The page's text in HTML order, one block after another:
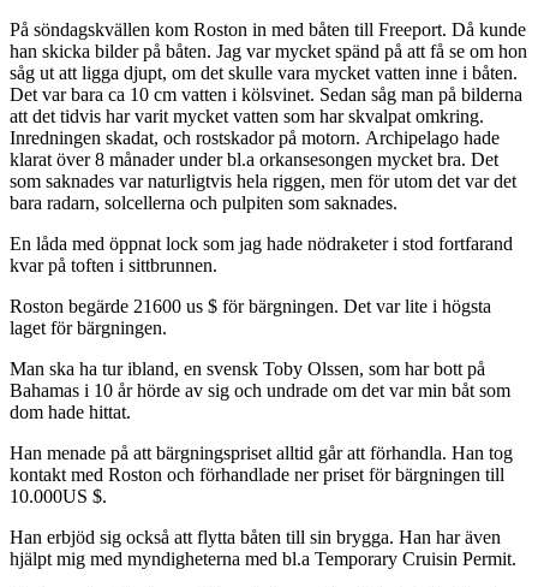
På söndagskvällen kom Roston in med båten till Freeport. Då kunde
han skicka bilder på båten. Jag var mycket spänd på att få se om hon
såg ut att ligga djupt, om det skulle vara mycket vatten inne i båten.
Det var bara ca 10 cm vatten i kölsvinet. Sedan såg man på bilderna
att det tidvis har varit mycket vatten som har skvalpat omkring.
Inredningen skadat, och rostskador på motorn. Archipelago hade
klarat över 8 månader under bl.a orkansesongen mycket bra. Det
som saknades var naturligtvis hela riggen, men för utom det var det
bara radarn, solcellerna och pulpiten som saknades.
En låda med öppnat lock som jag hade nödraketer i stod fortfarand
kvar på toften i sittbrunnen.
Roston begärde 21600 us $ för bärgningen. Det var lite i högsta
laget för bärgningen.
Man ska ha tur ibland, en svensk Toby Olssen, som har bott på
Bahamas i 10 år hörde av sig och undrade om det var min båt som
dom hade hittat.
Han menade på att bärgningspriset alltid går att förhandla. Han tog
kontakt med Roston och förhandlade ner priset för bärgningen till
10.000US $.
Han erbjöd sig också att flytta båten till sin brygga. Han har även
hjälpt mig med myndigheterna med bl.a Temporary Cruisin Permit.